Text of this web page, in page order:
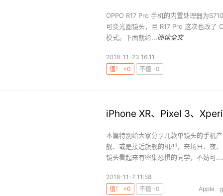
OPPO R17 Pro 手机的内置处理器为
可变光圈镜头，且 R17 Pro 这次也改了
模式。下面就给...阅读全文
2018-11-23 16:11
值！ +0
不值 -0
iPhone XR、Pixel 3、
本篇特别给大家分享几款单镜头的手机
舰、或是接近旗舰的机型，来场日、夜
镜头看起来有密集恐惧的同学，不妨可...
2018-11-7 11:58
值！ +0
不值 -0 Apple